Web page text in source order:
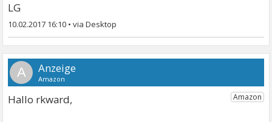
LG
10.02.2017 16:10 •
A
Hallo rkward,